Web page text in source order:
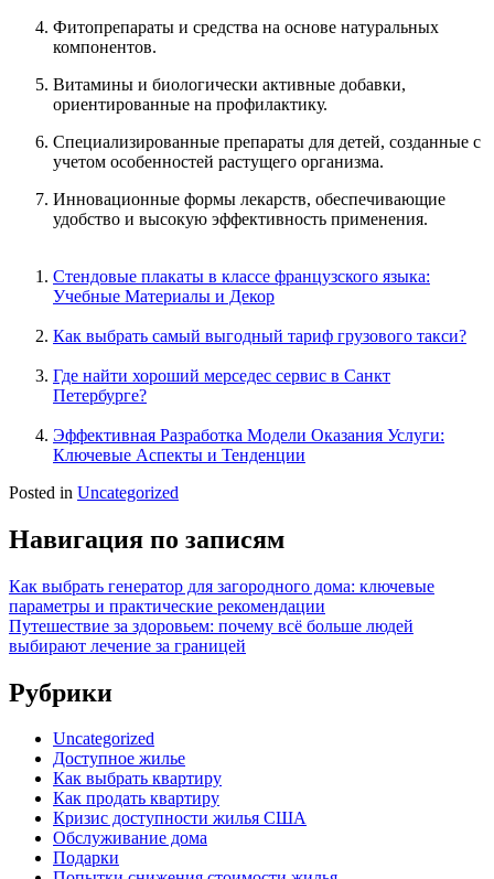
Фитопрепараты и средства на основе натуральных
компонентов.
Витамины и биологически активные добавки,
ориентированные на профилактику.
Специализированные препараты для детей, созданные с
учетом особенностей растущего организма.
Инновационные формы лекарств, обеспечивающие
удобство и высокую эффективность применения.
Стендовые плакаты в классе французского языка:
Учебные Материалы и Декор
Как выбрать самый выгодный тариф грузового такси?
Где найти хороший мерседес сервис в Санкт
Петербурге?
Эффективная Разработка Модели Оказания Услуги:
Ключевые Аспекты и Тенденции
Posted in Uncategorized
Навигация по записям
Как выбрать генератор для загородного дома: ключевые
параметры и практические рекомендации
Путешествие за здоровьем: почему всё больше людей
выбирают лечение за границей
Рубрики
Uncategorized
Доступное жилье
Как выбрать квартиру
Как продать квартиру
Кризис доступности жилья США
Обслуживание дома
Подарки